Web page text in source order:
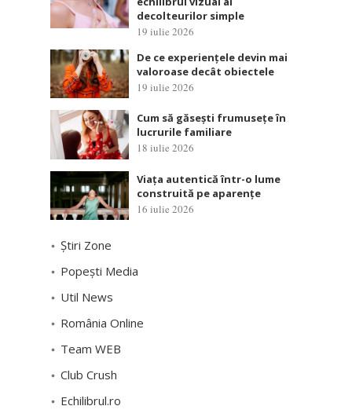
decolteurilor simple
19 iulie 2026
De ce experiențele devin mai
valoroase decât obiectele
19 iulie 2026
Cum să găsești frumusețe în
lucrurile familiare
18 iulie 2026
Viața autentică într-o lume
construită pe aparențe
16 iulie 2026
Știri Zone
Popești Media
Util News
România Online
Team WEB
Club Crush
Echilibrul.ro